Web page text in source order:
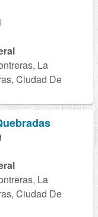
La
Ciudad De
La
Ciudad De